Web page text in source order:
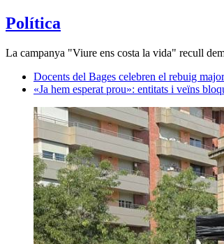
Política
La campanya "Viure ens costa la vida" recull
Docents del Bages celebren el rebuig
«Ja hem esperat prou»: entitats i veïns